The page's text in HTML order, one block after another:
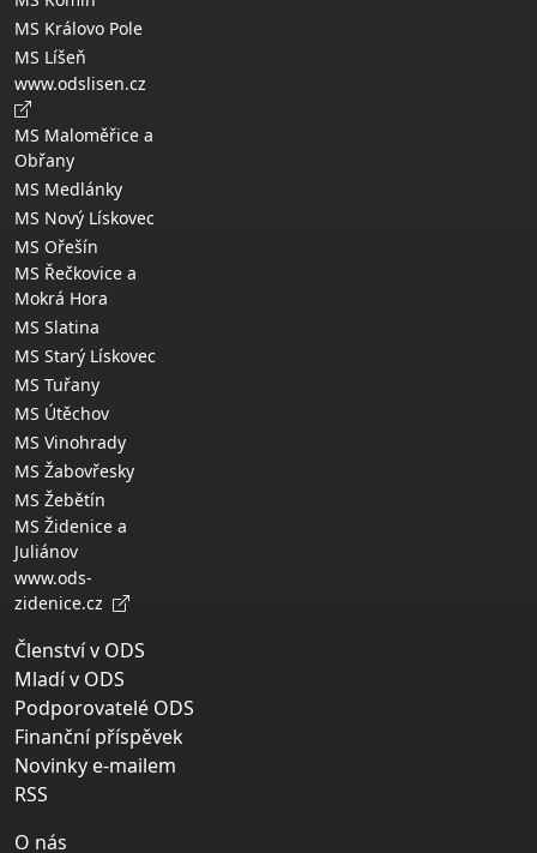
MS Královo Pole
MS Líšeň
www.odslisen.cz
MS Maloměřice a
Obřany
MS Medlánky
MS Nový Lískovec
MS Ořešín
MS Řečkovice a
Mokrá Hora
MS Slatina
MS Starý Lískovec
MS Tuřany
MS Útěchov
MS Vinohrady
MS Žabovřesky
MS Žebětín
MS Židenice a
Juliánov
www.ods-
zidenice.cz
Členství v ODS
Mladí v ODS
Podporovatelé ODS
Finanční příspěvek
Novinky e-mailem
RSS
O nás